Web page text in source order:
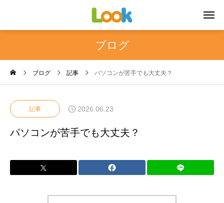
ブログ
ブログ 記事 パソコンが苦手でも大丈夫？
記事 2026.06.23
パソコンが苦手でも大丈夫？